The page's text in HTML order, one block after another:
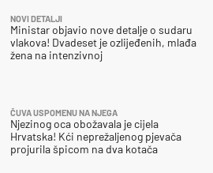
NOVI DETALJI
Ministar objavio nove detalje o sudaru
vlakova! Dvadeset je ozlijeđenih, mlađa
žena na intenzivnoj
ČUVA USPOMENU NA NJEGA
Njezinog oca obožavala je cijela
Hrvatska! Kći neprežaljenog pjevača
projurila špicom na dva kotača